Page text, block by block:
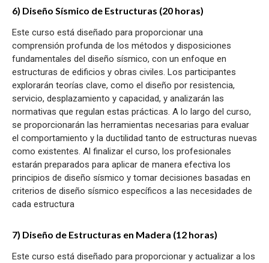
6) Diseño Sísmico de Estructuras (20 horas)
Este curso está diseñado para proporcionar una
comprensión profunda de los métodos y disposiciones
fundamentales del diseño sísmico, con un enfoque en
estructuras de edificios y obras civiles. Los participantes
explorarán teorías clave, como el diseño por resistencia,
servicio, desplazamiento y capacidad, y analizarán las
normativas que regulan estas prácticas. A lo largo del curso,
se proporcionarán las herramientas necesarias para evaluar
el comportamiento y la ductilidad tanto de estructuras nuevas
como existentes. Al finalizar el curso, los profesionales
estarán preparados para aplicar de manera efectiva los
principios de diseño sísmico y tomar decisiones basadas en
criterios de diseño sísmico específicos a las necesidades de
cada estructura
7) Diseño de Estructuras en Madera (12 horas)
Este curso está diseñado para proporcionar y actualizar a los